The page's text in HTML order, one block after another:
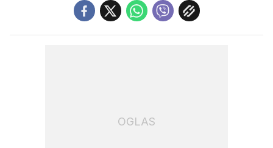
OGLAS